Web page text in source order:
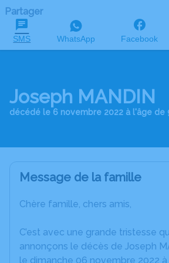
Partager
SMS WhatsApp Facebook
Joseph MANDIN
décédé le 6 novembre 2022 à l'âge de
Message de la famille
Chère famille, chers amis,
C’est avec une grande tristesse
annonçons le décès de Joseph
le dimanche 06 novembre 2022 à